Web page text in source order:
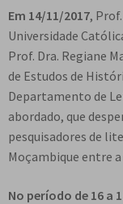
Em 14/11/2017,
Universidade
Prof. Dra. Regiane
de Estudos de
Departamento de
abordado, que
pesquisadores de
Moçambique entre
No período de 16 a